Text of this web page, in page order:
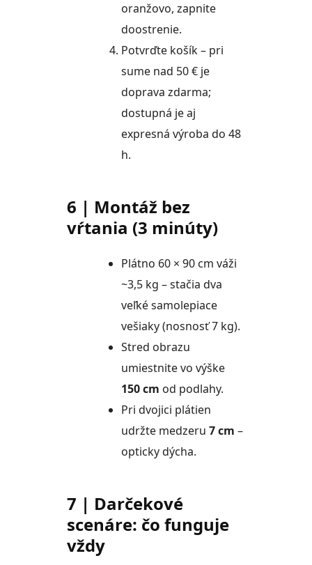
oranžovo, zapnite
doostrenie.
Potvrďte košík – pri
sume nad 50 € je
doprava zdarma;
dostupná je aj
expresná výroba do 48
h.
6 | Montáž bez
vŕtania (3 minúty)
Plátno 60 × 90 cm váži
~3,5 kg – stačia dva
veľké samolepiace
vešiaky (nosnosť 7 kg).
Stred obrazu
umiestnite vo výške
150 cm od podlahy.
Pri dvojici plátien
udržte medzeru7 cm –
opticky dýcha.
7 | Darčekové
scenáre: čo funguje
vždy